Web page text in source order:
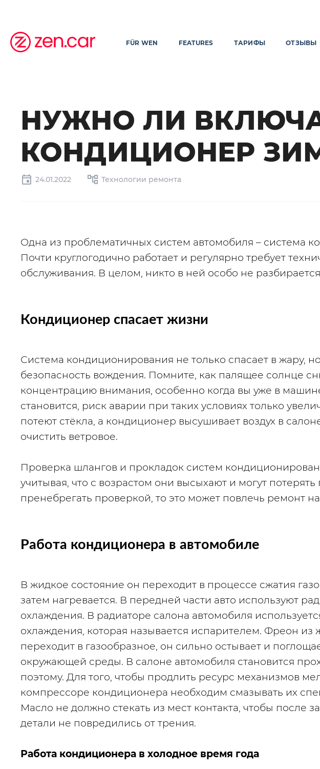
FÜR WEN FEATURES ТАРИФЫ ОТЗЫВЫ
НУЖНО ЛИ
КОНДИЦИОНЕР
24.01.2022 Технологии ремонта
Одна из проблематичных систем автомобиля – система
Почти круглогодично работает и регулярно требует
обслуживания. В целом, никто в ней особо не
Кондиционер спасает жизни
Система кондиционирования не только спасает в жару,
безопасность вождения. Помните, как палящее солнце
концентрацию внимания, особенно когда вы уже в
становится, риск аварии при таких условиях только
потеют стёкла, а кондиционер высушивает воздух в
очистить ветровое.
Проверка шлангов и прокладок систем
учитывая, что с возрастом они высыхают и могут потерять
пренебрегать проверкой, то это может повлечь ремонт
Работа кондиционера в автомобиле
В жидкое состояние он переходит в процессе сжатия
затем нагревается. В передней части авто используют
охлаждения. В радиаторе салона автомобиля
охлаждения, которая называется испарителем. Фреон из
переходит в газообразное, он сильно остывает и
окружающей среды. В салоне автомобиля становится
поэтому. Для того, чтобы продлить ресурс механизмов
компрессоре кондиционера необходим смазывать их
Масло не должно стекать из мест контакта, чтобы после
детали не повредились от трения.
Работа кондиционера в холодное время года